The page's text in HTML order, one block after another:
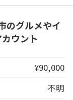
のグルメやイ
ウント
¥90,000
不明